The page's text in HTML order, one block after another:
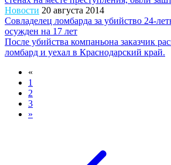
Новости 20 августа 2014
Совладелец ломбарда за убийство 24-
осужден на 17 лет
После убийства компаньона заказчик
ломбард и уехал в Краснодарский край.
«
1
2
3
»